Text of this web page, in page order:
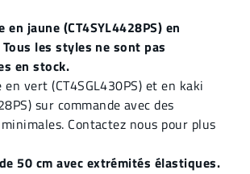
en jaune (CT4SYL4428PS) en
les styles ne sont pas
en stock.
en vert (CT4SGL430PS) et en kaki
sur commande avec des
Contactez nous pour plus
50 cm avec extrémités élastiques.